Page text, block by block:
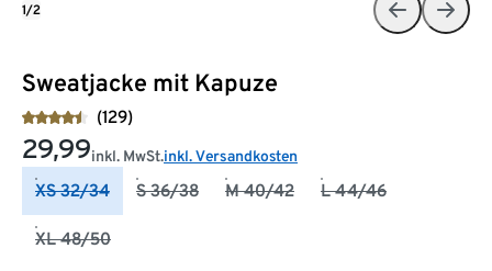
Sweatjacke mit Kapuze
(129)
29,99inkl. MwSt.inkl. Versandkosten
XS 32/34 S 36/38 M 40/42 L 44/46
XL 48/50
1/2